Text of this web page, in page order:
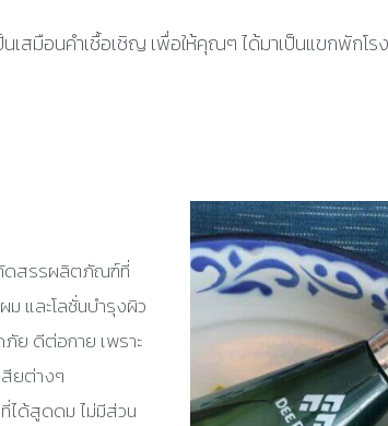
เสมือนคำเชื้อเชิญ เพื่อให้คุณๆ ได้มาเป็นแขกพัก
คัดสรรผลิตภัณฑ์ที่
และโลชั่นบำรุงผิว
ย ดีต่อกาย เพราะ
สียต่างๆ
ได้สูดดม ไม่มีส่วน